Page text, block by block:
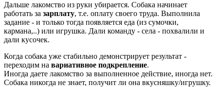
Дальше лакомство из руки убирается. Собака начинает
работать за зарплату, т.е. оплату своего труда. Выполнила
задание - и только тогда появляется еда (из сумочки,
кармана,..) или игрушка. Дали команду - села - похвалили и
дали кусочек.
Когда собака уже стабильно демонстрирует результат -
переходим на вариативное подкрепление.
Иногда даете лакомство за выполненное действие, иногда нет.
Собака никогда не знает, получит ли она вкусняшку/игрушку.